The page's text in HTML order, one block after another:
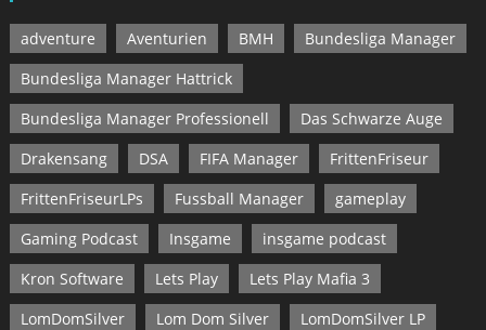
adventure Aventurien BMH
Bundesliga Manager
Bundesliga Manager Hattrick
Bundesliga Manager Professionell
Das Schwarze Auge
Drakensang
DSA FIFA Manager
FrittenFriseur
FrittenFriseurLPs
Fussball Manager
gameplay
Gaming Podcast
Insgame
insgame podcast
Kron Software
Lets Play
Lets Play Mafia 3
LomDomSilver
Lom Dom Silver
LomDomSilver LP